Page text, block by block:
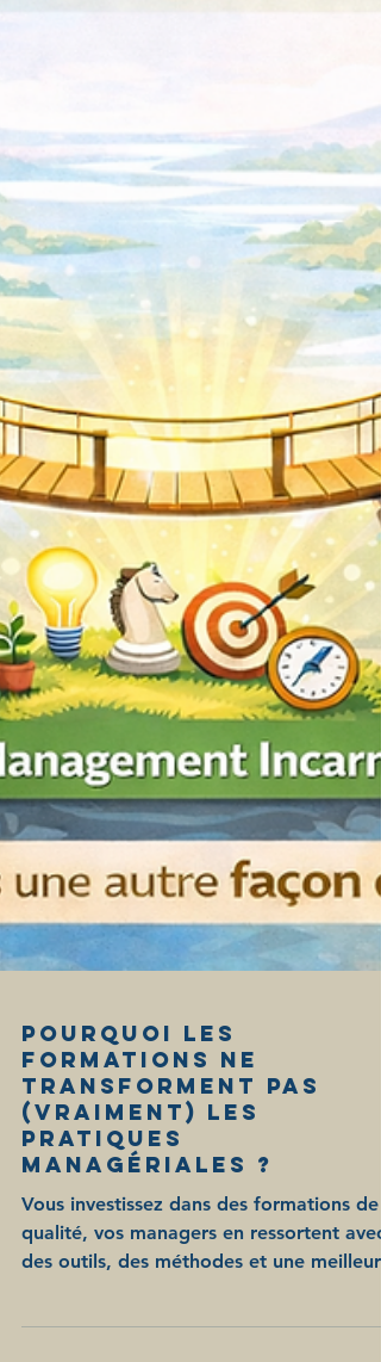
Pourquoi les
formations ne
transforment pas
(vraiment) les
pratiques
managériales ?
Vous investissez dans des formations de
qualité, vos managers en ressortent avec
connaissance d’eux-mêmes. Pourtant, sur